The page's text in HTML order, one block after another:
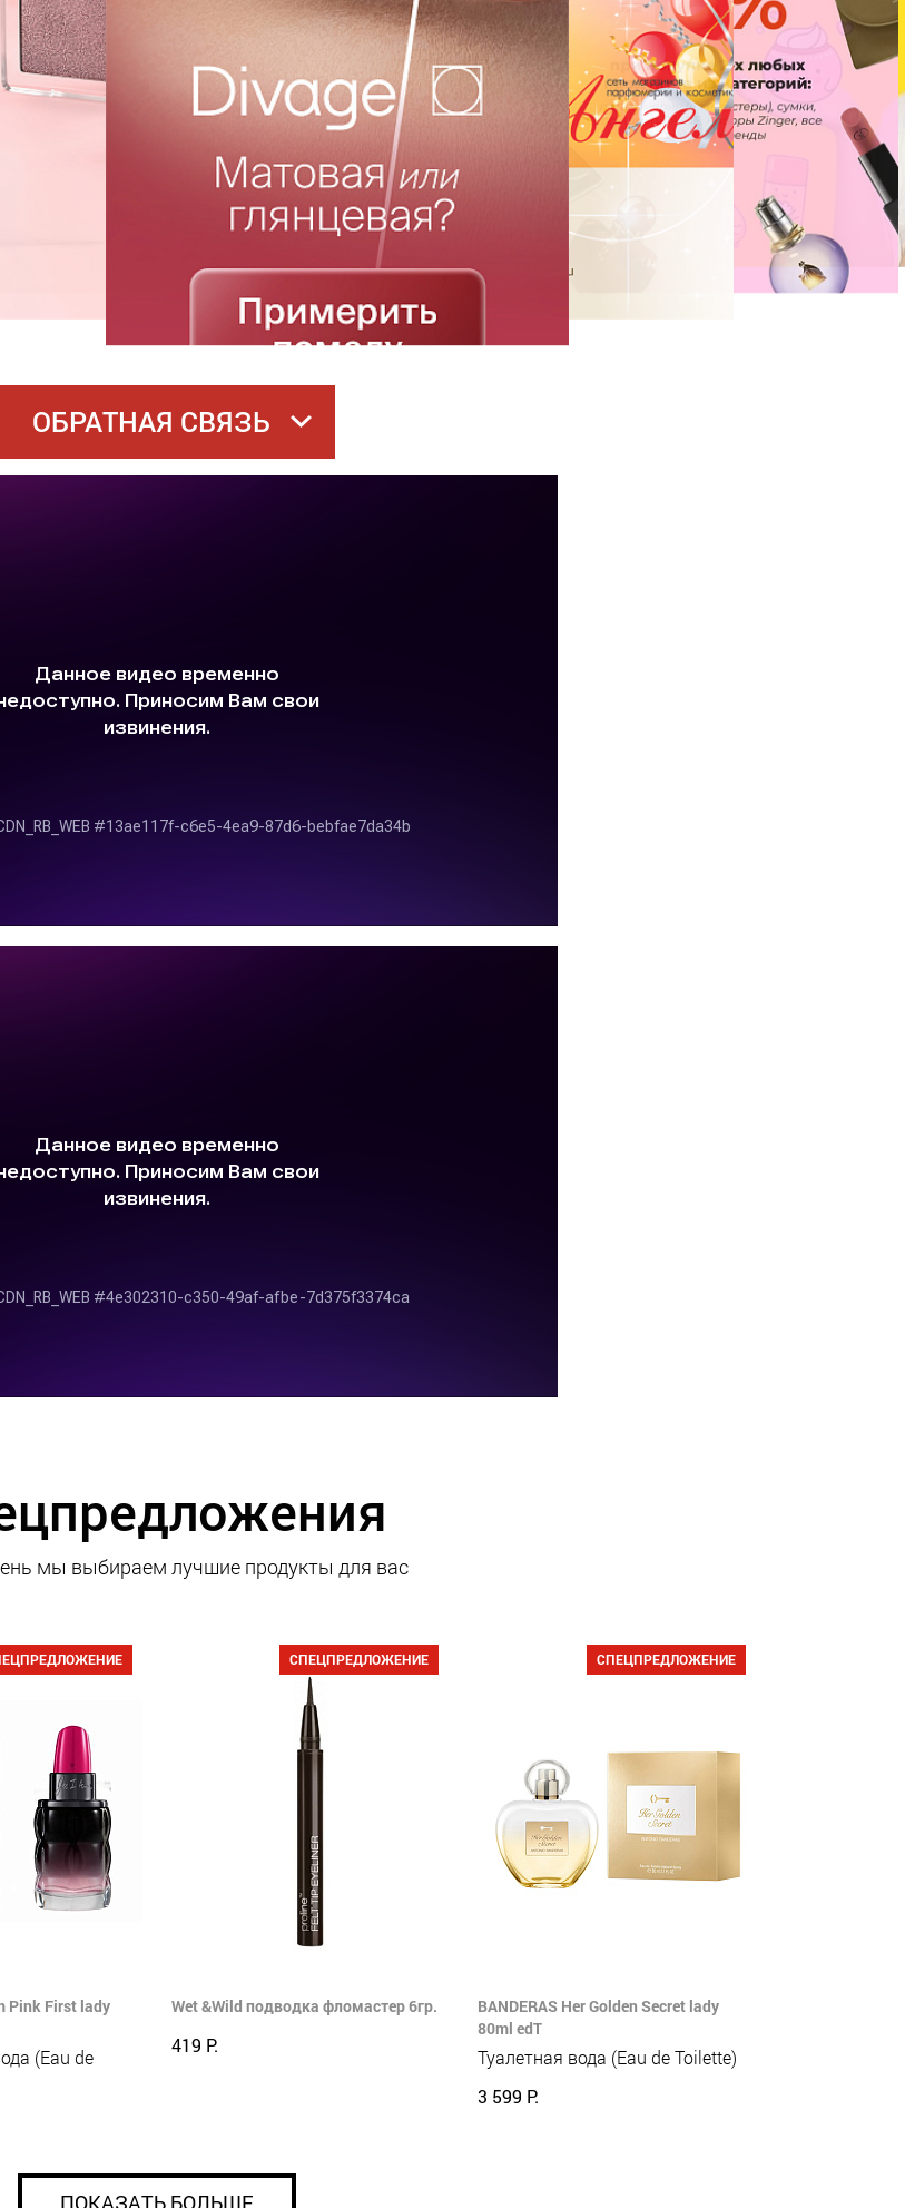
ОБРАТНАЯ СВЯЗЬ
мы выбираем лучшие продукты для вас
Pink First lady
(Eau de
СПЕЦПРЕДЛОЖЕНИЕ
Wet &Wild подводка фломастер 6гр.
419 Р.
СПЕЦПРЕДЛОЖЕНИЕ
BANDERAS Her Golden Secret lady
80ml edT
Туалетная вода (Eau de Toilette)
3 599 Р.
ПОКАЗАТЬ БОЛЬШЕ